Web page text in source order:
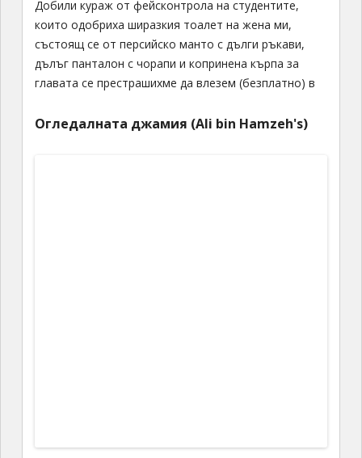
Добили кураж от фейсконтрола на студентите,
които одобриха ширазкия тоалет на жена ми,
състоящ се от персийско манто с дълги ръкави,
дълъг панталон с чорапи и копринена кърпа за
главата се престрашихме да влезем (безплатно) в
Огледалната джамия (Аli bin Нamzeh's)